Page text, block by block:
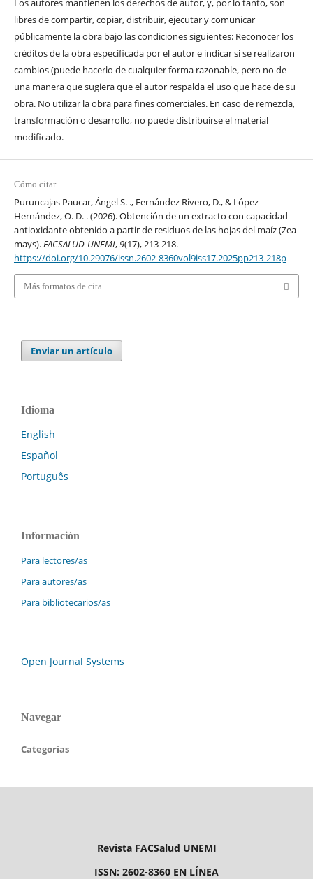
Los autores mantienen los derechos de autor, y, por lo tanto, son
libres de compartir, copiar, distribuir, ejecutar y comunicar
públicamente la obra bajo las condiciones siguientes: Reconocer los
créditos de la obra especificada por el autor e indicar si se realizaron
cambios (puede hacerlo de cualquier forma razonable, pero no de
una manera que sugiera que el autor respalda el uso que hace de su
obra. No utilizar la obra para fines comerciales. En caso de remezcla,
transformación o desarrollo, no puede distribuirse el material
modificado.
Cómo citar
Puruncajas Paucar, Ángel S. ., Fernández Rivero, D., & López
Hernández, O. D. . (2026). Obtención de un extracto con capacidad
antioxidante obtenido a partir de residuos de las hojas del maíz (Zea
mays).FACSALUD-UNEMI,9(17), 213-218.
https://doi.org/10.29076/issn.2602-8360vol9iss17.2025pp213-218p
Más formatos de cita
Enviar un artículo
Idioma
English
Español
Português
Información
Para lectores/as
Para autores/as
Para bibliotecarios/as
Open Journal Systems
Navegar
Categorías
Revista FACSalud UNEMI
ISSN: 2602-8360 EN LÍNEA